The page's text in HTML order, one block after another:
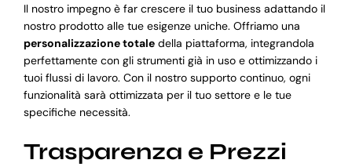
Il nostro impegno è far crescere il tuo business adattando il
nostro prodotto alle tue esigenze uniche. Offriamo una
personalizzazione totaledella piattaforma, integrandola
perfettamente con gli strumenti già in uso e ottimizzando i
tuoi flussi di lavoro. Con il nostro supporto continuo, ogni
funzionalità sarà ottimizzata per il tuo settore e le tue
specifiche necessità.
Trasparenza e Prezzi